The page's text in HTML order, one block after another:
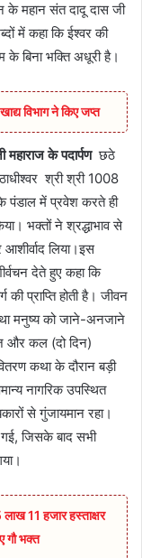
के महान संत दादू दास जी
में कहा कि ईश्वर की
बिना भक्ति अधूरी है।
विभाग ने किए जप्त
महाराज के पदार्पण छठे
श्री श्री 1008
पंडाल में प्रवेश करते ही
भक्तों ने श्रद्धाभाव से
लिया।इस
देते हुए कहा कि
प्राप्ति होती है। जीवन
मनुष्य को जाने-अनजाने
और कल (दो दिन)
कथा के दौरान बड़ी
नागरिक उपस्थित
से गुंजायमान रहा।
गई, जिसके बाद सभी
11 हजार हस्ताक्षर
गौ भक्त